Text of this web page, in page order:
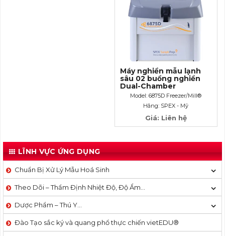
Máy nghiền mẫu lạnh
sâu 02 buồng nghiền
Dual-Chamber
Cryogenic Grinder
Model: 6875D Freezer/Mill®
Hãng: SPEX - Mỹ
Giá: Liên hệ
LĨNH VỰC ỨNG DỤNG
Chuẩn Bị Xử Lý Mẫu Hoá Sinh
Theo Dõi – Thẩm Định Nhiệt Độ, Độ Ẩm…
Dược Phẩm – Thú Y…
Đào Tạo sắc ký và quang phổ thực chiến vietEDU®